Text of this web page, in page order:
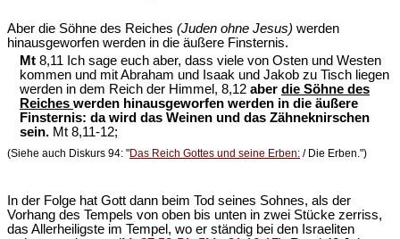
Aber die Söhne des Reiches (Juden ohne Jesus) werden
hinausgeworfen werden in die äußere Finsternis.
Mt 8,11 Ich sage euch aber, dass viele von Osten und Westen
kommen und mit Abraham und Isaak und Jakob zu Tisch liegen
werden in dem Reich der Himmel, 8,12 aber die Söhne des
Reiches werden hinausgeworfen werden in die äußere
Finsternis: da wird das Weinen und das Zähneknirschen
sein. Mt 8,11-12;
(Siehe auch Diskurs 94: "Das Reich Gottes und seine Erben: / Die Erben.")
In der Folge hat Gott dann beim Tod seines Sohnes, als der
Vorhang des Tempels von oben bis unten in zwei Stücke zerriss,
das Allerheiligste im Tempel, wo er ständig bei den Israeliten